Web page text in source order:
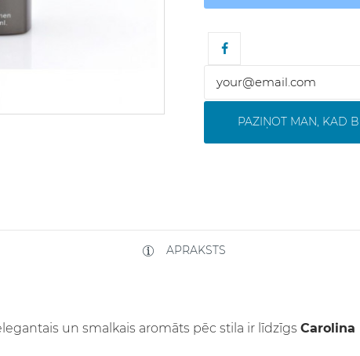
PAZIŅOT MAN, KAD
APRAKSTS
un smalkais aromāts pēc stila ir līdzīgs Carolina